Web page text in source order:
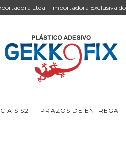
Ltda - Importadora Exclusiva
S2 PRAZOS DE ENTREGA